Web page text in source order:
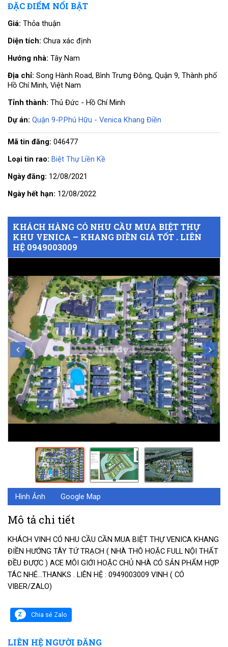
KHÁCH HÀNG CÓ NHU CẦU MUA BIỆT THỰ
KHU VENICA – KHANG ĐIỀN GIÁ TỐT . LIÊN
HỆ 0949003009
Hình Ảnh Google Map
Mô tả chi tiết
KHÁCH VINH CÓ NHU CẦU CẦN MUA BIỆT THỰ VENICA KHANG
ĐIỀN HƯỚNG TÂY TỨ TRẠCH ( NHÀ THÔ HOẶC FULL NỘI THẤT
ĐỀU ĐƯỢC ) ACE MÔI GIỚI HOẶC CHỦ NHÀ CÓ SẢN PHẨM HỢP
TÁC NHÉ…THANKS . LIÊN HỆ : 0949003009 VINH ( CÓ
VIBER/ZALO)
Chia sẻ Zalo
LIÊN HỆ NGƯỜI ĐĂNG
ĐẶC ĐIỂM NỔI BẬT
Giá: Thỏa thuận
Diện tích: Chưa xác định
Hướng nhà: Tây Nam
Địa chỉ: Song Hành Road, Bình Trưng Đông, Quận 9, Thành phố
Hồ Chí Minh, Việt Nam
Tỉnh thành: Thủ Đức - Hồ Chí Minh
Dự án: Quận 9-P.Phú Hữu - Venica Khang Điền
Mã tin đăng: 046477
Loại tin rao: Biệt Thự Liền Kề
Ngày đăng: 12/08/2021
Ngày hết hạn: 12/08/2022